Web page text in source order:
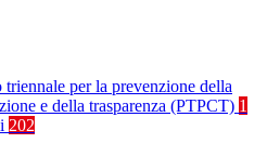
triennale per la prevenzione della
e della trasparenza (PTPCT) 1
202